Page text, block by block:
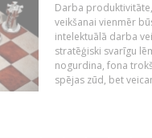
Darba
veikšanai vienmēr
intelektuālā darba
stratēģiski svarīgu
nogurdina, fona
spējas zūd, bet